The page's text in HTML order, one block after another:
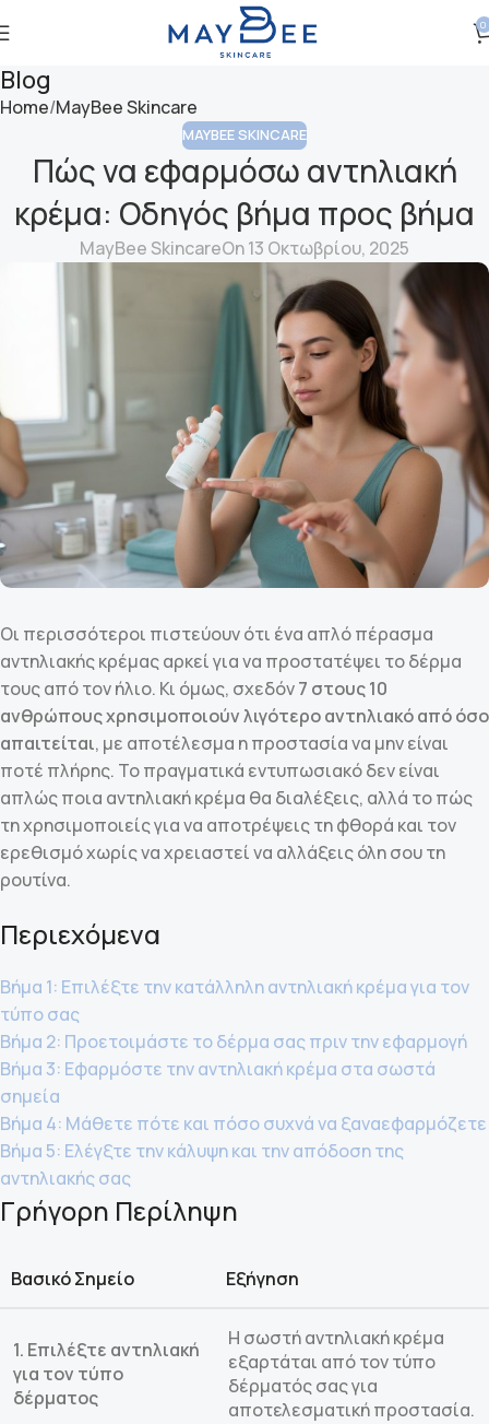
0
Blog
Home MayBee Skincare
MAYBEE SKINCARE
Πώς να εφαρμόσω αντηλιακή
κρέμα: Οδηγός βήμα προς βήμα
MayBee SkincareOn 13 Οκτωβρίου, 2025
Οι περισσότεροι πιστεύουν ότι ένα απλό πέρασμα
αντηλιακής κρέμας αρκεί για να προστατέψει το δέρμα
τους από τον ήλιο. Κι όμως, σχεδόν7 στους 10
ανθρώπους χρησιμοποιούν λιγότερο αντηλιακό από όσο
απαιτείται, με αποτέλεσμα η προστασία να μην είναι
ποτέ πλήρης. Το πραγματικά εντυπωσιακό δεν είναι
απλώς ποια αντηλιακή κρέμα θα διαλέξεις, αλλά το πώς
τη χρησιμοποιείς για να αποτρέψεις τη φθορά και τον
ερεθισμό χωρίς να χρειαστεί να αλλάξεις όλη σου τη
ρουτίνα.
Περιεχόμενα
Βήμα 1: Επιλέξτε την κατάλληλη αντηλιακή κρέμα για τον
τύπο σας
Βήμα 2: Προετοιμάστε το δέρμα σας πριν την εφαρμογή
Βήμα 3: Εφαρμόστε την αντηλιακή κρέμα στα σωστά
σημεία
Βήμα 4: Μάθετε πότε και πόσο συχνά να ξαναεφαρμόζετε
Βήμα 5: Ελέγξτε την κάλυψη και την απόδοση της
αντηλιακής σας
Γρήγορη Περίληψη
Βασικό Σημείο Εξήγηση
1. Επιλέξτε αντηλιακή
για τον τύπο
δέρματος
Η σωστή αντηλιακή κρέμα
εξαρτάται από τον τύπο
δέρματός σας για
αποτελεσματική προστασία.